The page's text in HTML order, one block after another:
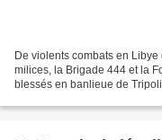
De violents combats en
milices, la Brigade 444 et la
blessés en banlieue de